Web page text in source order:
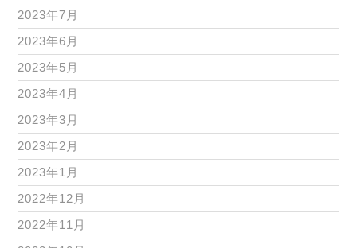
2023年7月
2023年6月
2023年5月
2023年4月
2023年3月
2023年2月
2023年1月
2022年12月
2022年11月